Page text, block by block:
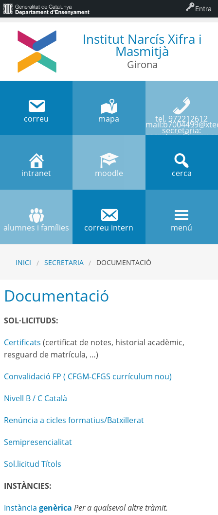
Institut Narcís Xifra i
Masmitjà
Girona
correu mapa tel. 972212612
secretaria:
intranet moodle cerca
alumnes i famílies correu intern menú
INICI SECRETARIA DOCUMENTACIÓ
Documentació
SOL·LICITUDS:
Certificats (certificat de notes, historial acadèmic,
resguard de matrícula, …)
Convalidació FP ( CFGM-CFGS currículum nou)
Nivell B / C Català
Renúncia a cicles formatius/Batxillerat
Semipresencialitat
Sol.licitud Títols
INSTÀNCIES:
Instància genèrica Per a qualsevol altre tràmit.
Entra